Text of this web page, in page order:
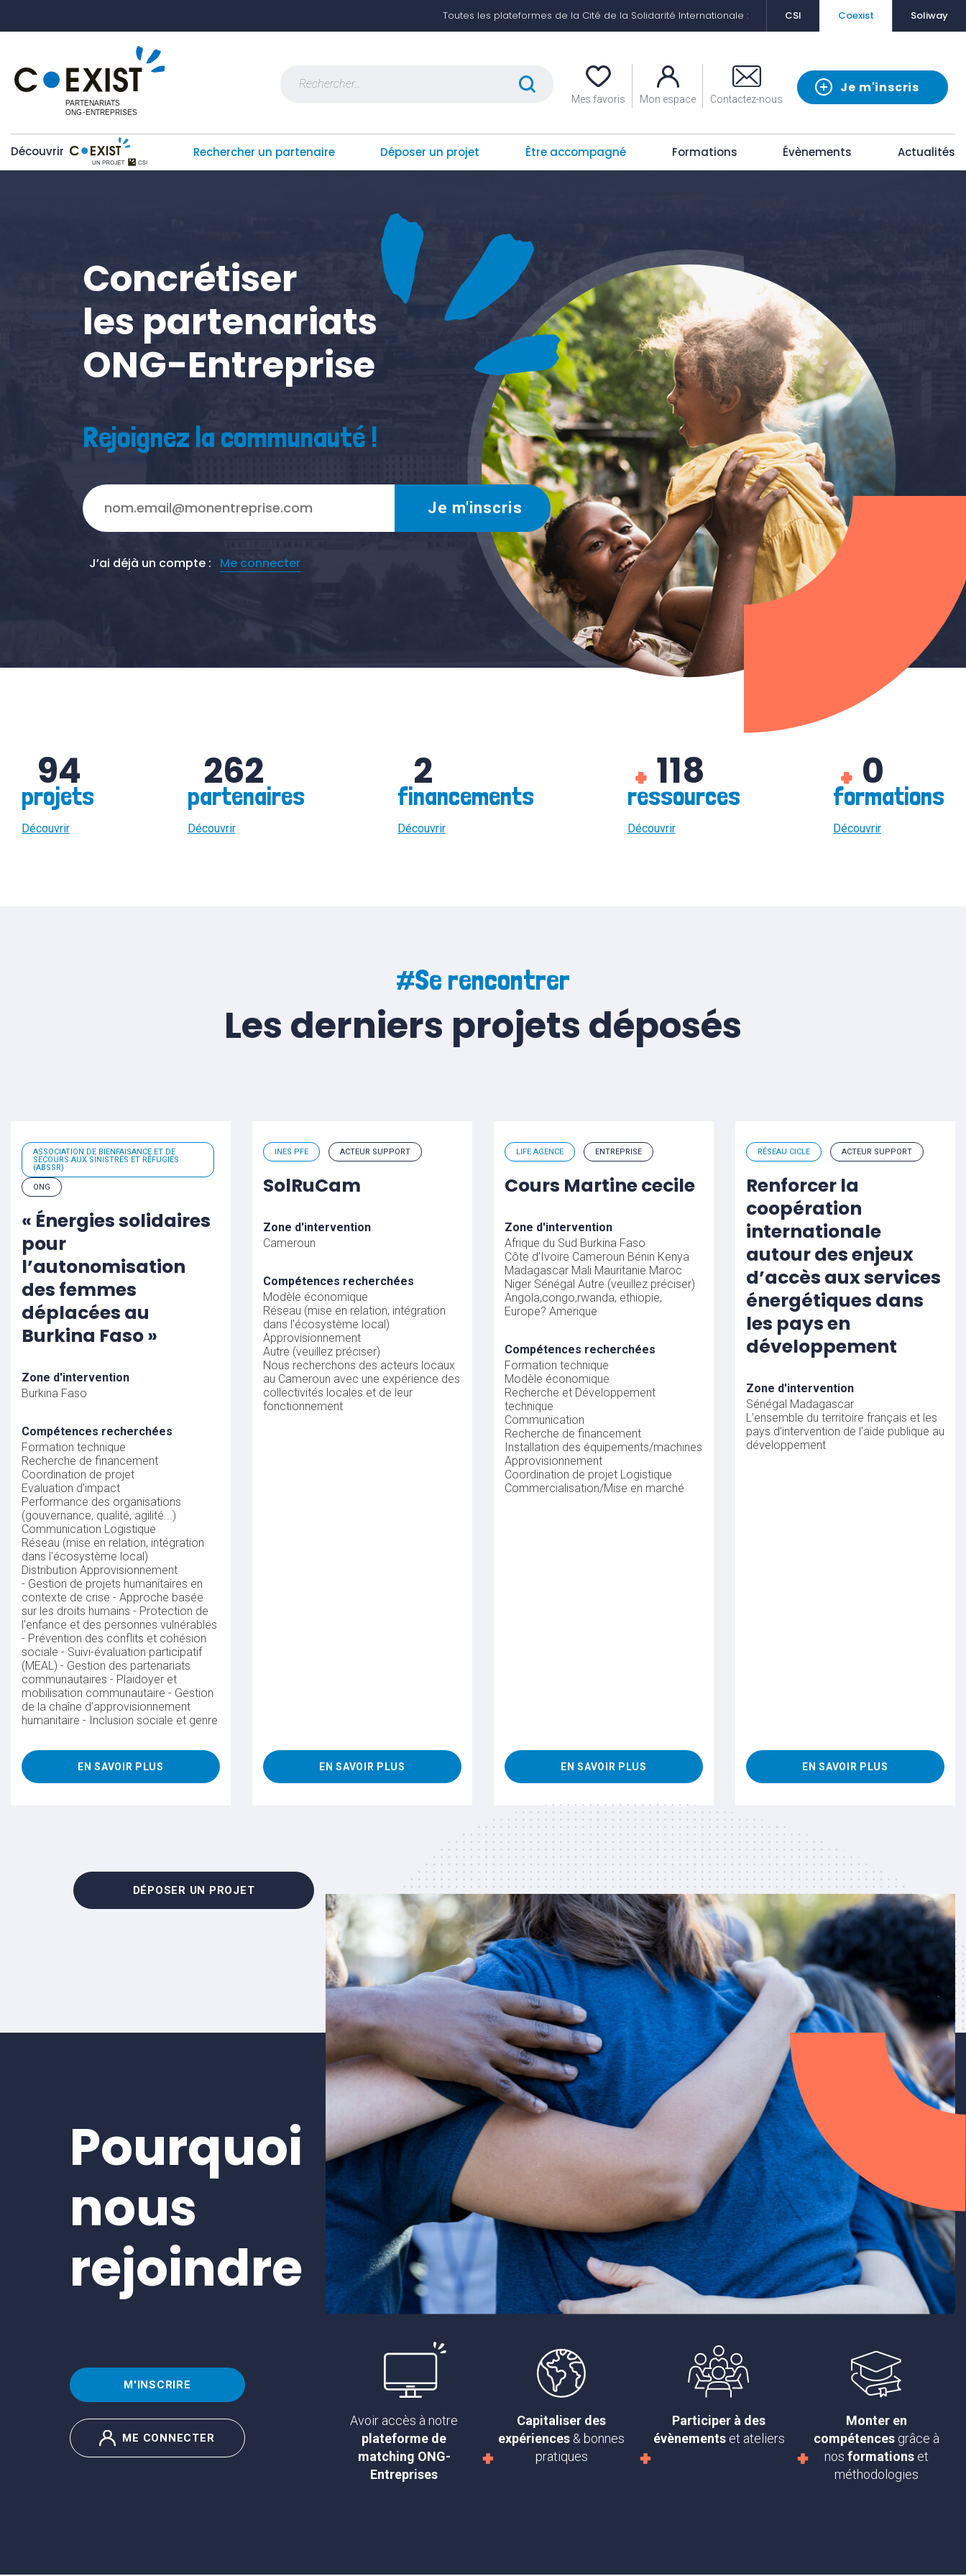
Toutes les plateformes de la Cité de la Solidarité Internationale : CSI Coexist Soliway
Mes favoris Mon espace
Je m'inscris
Contactez-nous
Découvrir Rechercher un partenaire Déposer un projet Être accompagné Formations Évènements Actualités
Concrétiser
les partenariats
ONG-Entreprise
Rejoignez la communauté !
J’ai déjà un compte : Me connecter
94
projets
Découvrir
262
partenaires
Découvrir
2
financements
Découvrir
+ 118
ressources
Découvrir
+ 0
formations
Découvrir
#Se rencontrer
Les derniers projets déposés
ASSOCIATION DE BIENFAISANCE ET DE
SECOURS AUX SINISTRÉS ET RÉFUGIÉS
(ABSSR)
ONG
« Énergies solidaires
pour
l’autonomisation
des femmes
déplacées au
Burkina Faso »
Zone d'intervention
Burkina Faso
Compétences recherchées
Formation technique
Recherche de financement
Coordination de projet
Evaluation d'impact
Performance des organisations
(gouvernance, qualité, agilité...)
Communication Logistique
Réseau (mise en relation, intégration
dans l'écosystème local)
Distribution Approvisionnement
- Gestion de projets humanitaires en
contexte de crise - Approche basée
sur les droits humains - Protection de
l’enfance et des personnes vulnérables
- Prévention des conflits et cohésion
sociale - Suivi-évaluation participatif
(MEAL) - Gestion des partenariats
communautaires - Plaidoyer et
mobilisation communautaire - Gestion
de la chaîne d’approvisionnement
humanitaire - Inclusion sociale et genre
EN SAVOIR PLUS
INES PFE ACTEUR SUPPORT
SolRuCam
Zone d'intervention
Cameroun
Compétences recherchées
Modèle économique
Réseau (mise en relation, intégration
dans l'écosystème local)
Approvisionnement
Autre (veuillez préciser)
Nous recherchons des acteurs locaux
au Cameroun avec une expérience des
collectivités locales et de leur
fonctionnement
EN SAVOIR PLUS
LIFE AGENCE ENTREPRISE
Cours Martine cecile
Zone d'intervention
Afrique du Sud Burkina Faso
Côte d'Ivoire Cameroun Bénin Kenya
Madagascar Mali Mauritanie Maroc
Niger Sénégal Autre (veuillez préciser)
Angola,congo,rwanda, ethiopie,
Europe? Amerique
Compétences recherchées
Formation technique
Modèle économique
Recherche et Développement
technique
Communication
Recherche de financement
Installation des équipements/machines
Approvisionnement
Coordination de projet Logistique
Commercialisation/Mise en marché
EN SAVOIR PLUS
RÉSEAU CICLE ACTEUR SUPPORT
Renforcer la
coopération
internationale
autour des enjeux
d’accès aux services
énergétiques dans
les pays en
développement
Zone d'intervention
Sénégal Madagascar
L’ensemble du territoire français et les
pays d’intervention de l’aide publique au
développement
EN SAVOIR PLUS
DÉPOSER UN PROJET
Pourquoi
nous
rejoindre
M'INSCRIRE
ME CONNECTER
Avoir accès à notre
plateforme de
matching ONG-
Entreprises
Capitaliser des
expériences & bonnes
pratiques
Participer à des
évènementset ateliers
Monter en
compétencesgrâce à
nos formationset
méthodologies